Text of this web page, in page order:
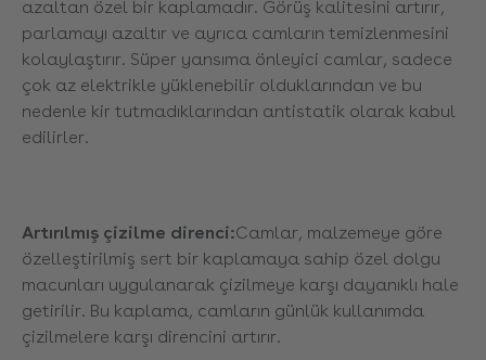
azaltan özel bir kaplamadır. Görüş kalitesini artırır,
parlamayı azaltır ve ayrıca camların temizlenmesini
kolaylaştırır. Süper yansıma önleyici camlar, sadece
çok az elektrikle yüklenebilir olduklarından ve bu
nedenle kir tutmadıklarından antistatik olarak kabul
edilirler.
Artırılmış çizilme direnci:Camlar, malzemeye göre
özelleştirilmiş sert bir kaplamaya sahip özel dolgu
macunları uygulanarak çizilmeye karşı dayanıklı hale
getirilir. Bu kaplama, camların günlük kullanımda
çizilmelere karşı direncini artırır.